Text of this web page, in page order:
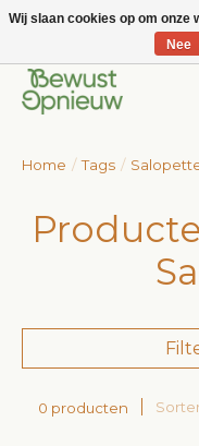
Wij bieden het grootste
Home / Tags /
0 producten
Wij slaan cookies op om onze
Nee